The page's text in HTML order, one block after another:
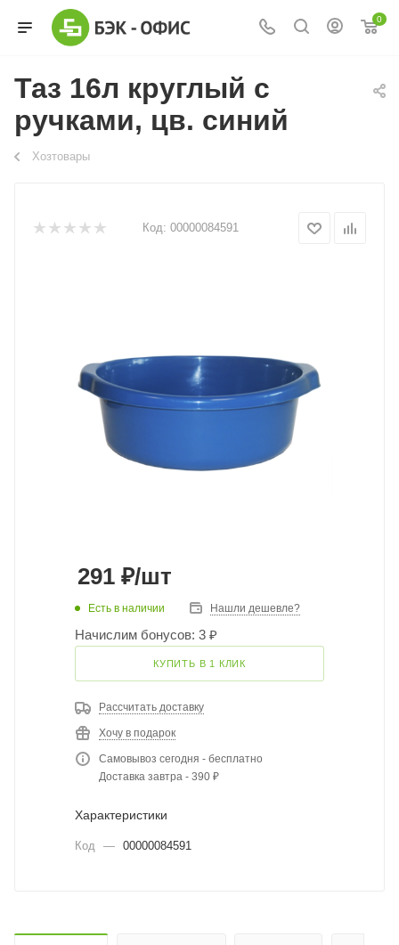
0
Таз 16л круглый с
ручками, цв. синий
Хозтовары
Код: 00000084591
291 ₽/шт
Есть в наличии Нашли дешевле?
Начислим бонусов: 3 ₽
КУПИТЬ В 1 КЛИК
Рассчитать доставку
Хочу в подарок
Самовывоз сегодня - бесплатно
Доставка завтра - 390 ₽
Характеристики
Код — 00000084591